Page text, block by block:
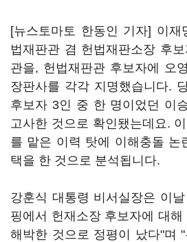
[뉴스토마토 한동인 기자] 이
법재판관 겸 헌법재판소장 후
관을, 헌법재판관 후보자에 오
장판사를 각각 지명했습니다.
후보자 3인 중 한 명이었던 이
고사한 것으로 확인됐는데요.
를 맡은 이력 탓에 이해충돌 논
택을 한 것으로 분석됩니다.
강훈식 대통령 비서실장은 이
핑에서 헌재소장 후보자에 대해
해박한 것으로 정평이 났다"며